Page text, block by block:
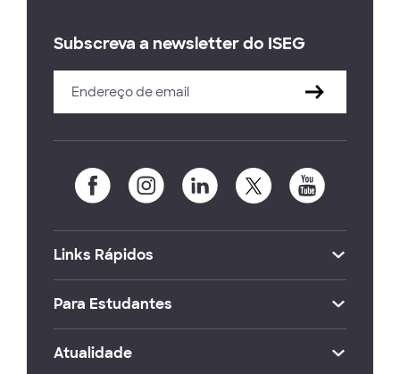
Subscreva a newsletter do ISEG
Links Rápidos
Para Estudantes
Atualidade